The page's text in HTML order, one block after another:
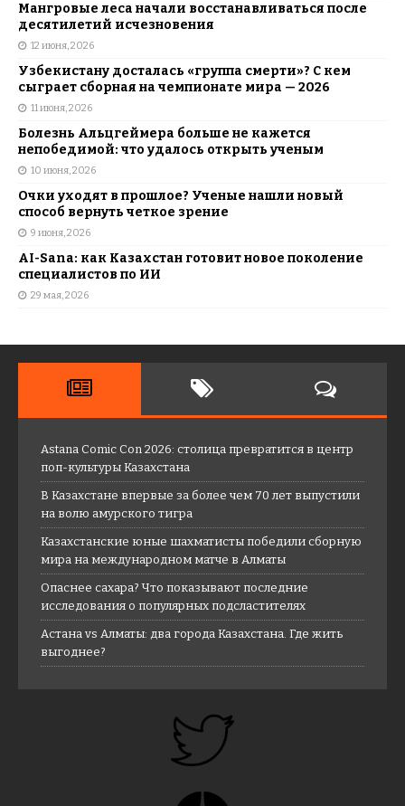
Мангровые леса начали восстанавливаться после
десятилетий исчезновения
12 июня, 2026
Узбекистану досталась «группа смерти»? С кем
сыграет сборная на чемпионате мира — 2026
11 июня, 2026
Болезнь Альцгеймера больше не кажется
непобедимой: что удалось открыть ученым
10 июня, 2026
Очки уходят в прошлое? Ученые нашли новый
способ вернуть четкое зрение
9 июня, 2026
AI-Sana: как Казахстан готовит новое поколение
специалистов по ИИ
29 мая, 2026
Astana Comic Con 2026: столица превратится в центр
поп-культуры Казахстана
В Казахстане впервые за более чем 70 лет выпустили
на волю амурского тигра
Казахстанские юные шахматисты победили сборную
мира на международном матче в Алматы
Опаснее сахара? Что показывают последние
исследования о популярных подсластителях
Астана vs Алматы: два города Казахстана. Где жить
выгоднее?